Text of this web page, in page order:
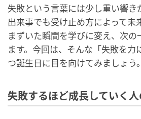
失敗という言葉には少し重い響き
出来事でも受け止め方によって未
まずいた瞬間を学びに変え、次の
ます。今回は、そんな「失敗を力
つ誕生日に目を向けてみましょう。
失敗するほど成長していく人